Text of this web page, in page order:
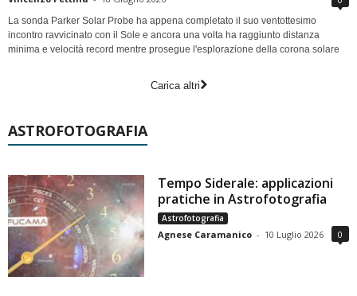
La sonda Parker Solar Probe ha appena completato il suo ventottesimo
incontro ravvicinato con il Sole e ancora una volta ha raggiunto distanza
minima e velocità record mentre prosegue l'esplorazione della corona solare
Carica altri
ASTROFOTOGRAFIA
Tempo Siderale: applicazioni
pratiche in Astrofotografia
Astrofotografia
Agnese Caramanico - 10 Luglio 2026 0